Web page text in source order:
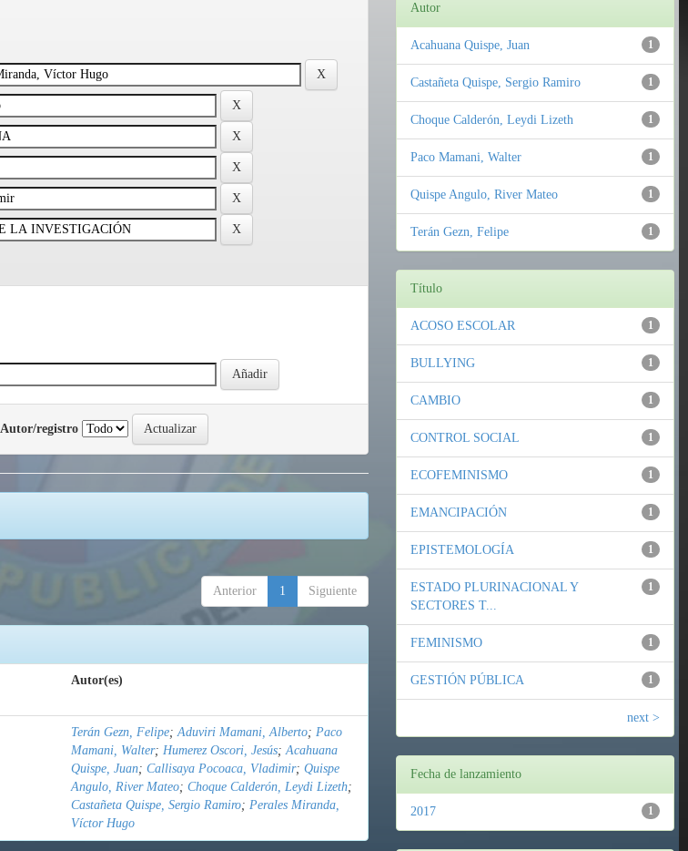
Autor/registro
Anterior 1 Siguiente
Autor(es)
Terán Gezn, Felipe;Aduviri Mamani, Alberto; Paco
Mamani, Walter; Humerez Oscori, Jesús;Acahuana
Quispe, Juan; Callisaya Pocoaca, Vladimir; Quispe
Angulo, River Mateo; Choque Calderón, Leydi Lizeth;
Castañeta Quispe, Sergio Ramiro; Perales Miranda,
Víctor Hugo
Autor
1
Acahuana Quispe, Juan
1
Castañeta Quispe, Sergio Ramiro
1
Choque Calderón, Leydi Lizeth
1
Paco Mamani, Walter
1
Quispe Angulo, River Mateo
1
Terán Gezn, Felipe
Título
1
ACOSO ESCOLAR
1
BULLYING
1
CAMBIO
1
CONTROL SOCIAL
1
ECOFEMINISMO
1
EMANCIPACIÓN
1
EPISTEMOLOGÍA
1
ESTADO PLURINACIONAL Y
SECTORES T...
1
FEMINISMO
1
GESTIÓN PÚBLICA
next >
Fecha de lanzamiento
1
2017